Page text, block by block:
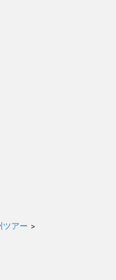
ツアー >